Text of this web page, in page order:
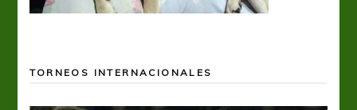
TORNEOS INTERNACIONALES